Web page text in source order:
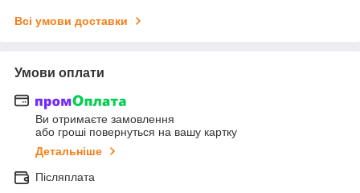
Всі умови доставки
Умови оплати
Ви отримаєте замовлення
або гроші повернуться на вашу картку
Детальніше
Післяплата